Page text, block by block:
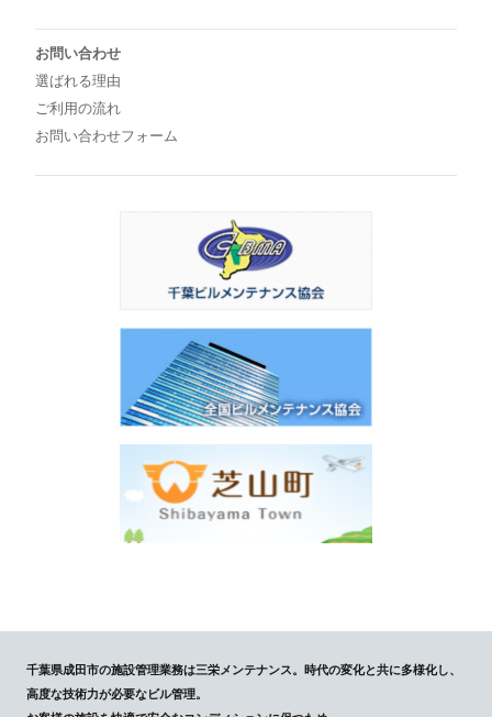
お問い合わせ
選ばれる理由
ご利用の流れ
お問い合わせフォーム
千葉県成田市の施設管理業務は三栄メンテナンス。時代の変化と共に多様化し、
高度な技術力が必要なビル管理。